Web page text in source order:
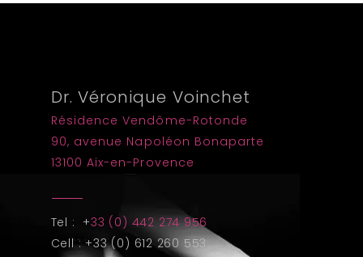
Dr. Véronique Voinchet
Résidence Vendôme-Rotonde
90, avenue Napoléon Bonaparte
13100 Aix-en-Provence
Tel : +33 (0) 442 274 956
Cell : +33 (0) 612 260 553